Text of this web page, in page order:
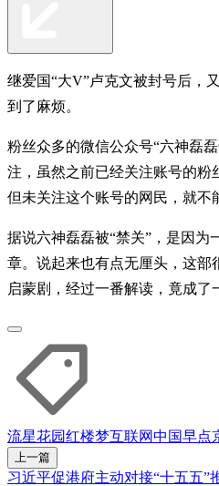
继爱国“大V”卢克文被封号后，
到了麻烦。
粉丝众多的微信公众号“六神磊
注，虽然之前已经关注账号的粉
但未关注这个账号的网民，就不
据说六神磊磊被“禁关”，是因为
章。说起来也有点无厘头，这部
启蒙剧，经过一番解读，竟成了
流星花园红楼梦互联网中国早点
上一篇
习近平促港府主动对接“十五五”